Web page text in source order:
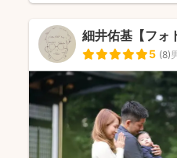
細井佑基【フォ
5 (8)